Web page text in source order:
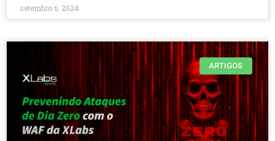
setembro 6, 2024
ARTIGOS